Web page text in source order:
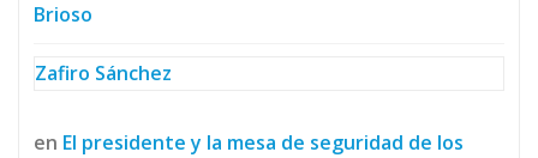
Brioso
Zafiro Sánchez
en El presidente y la mesa de seguridad de los